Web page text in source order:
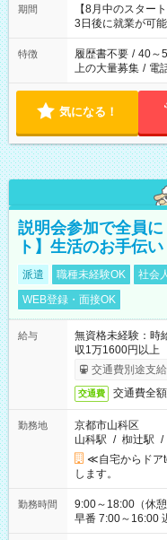
「できれば残業
ね。 ※Wワーク希望の方へ 今ご覧のお仕事で希望する勤務時間
と、もう1つのお
合は応募できませ
期間
【8月中のスター
3日後に就業が可能
特徴 履歴書不要 / 40～
上の大量募集 / 電
気になる！
説明会参加で全員
ト】生活のお手伝い
派遣 職種未経験OK 社会
WEB登録・面接OK
給与
無資格未経験：
収1万1600円以上
交通費別途支
交通費 交通費全
勤務地
京都市山科区
山科駅 / 椥辻駅 /
≪自宅からドア
します。
勤務時間
9:00～18:00（休憩60分） ■ご希望があれば
早番 7:00～16:00 遅番 10:00
い」 「余裕を持